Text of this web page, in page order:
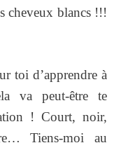
cheveux blancs !!!
toi d’apprendre à
va peut-être te
! Court, noir,
Tiens-moi au